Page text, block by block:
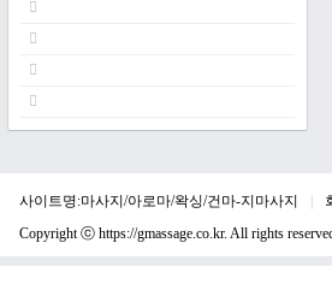
사이트명:마사지/아로마/왁싱/건마-지마사지
Copyright ⓒ https://gmassage.co.kr. All rights